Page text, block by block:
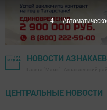
НОВОСТИ
ЦЕНТРАЛЬНЫЕ НОВОСТИ
3